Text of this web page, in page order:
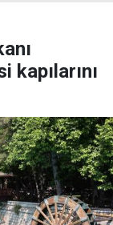
kapılarını